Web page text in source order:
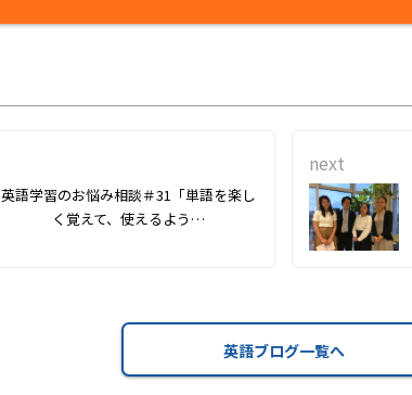
英語学習のお悩み相談＃31「単語を楽し
く覚えて、使えるよう…
next
英語ブログ一覧へ